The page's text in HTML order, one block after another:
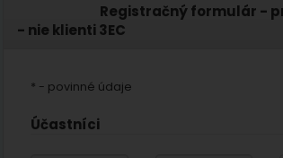
Registračný formulár -
- nie klienti 3EC
* - povinné údaje
Účastníci